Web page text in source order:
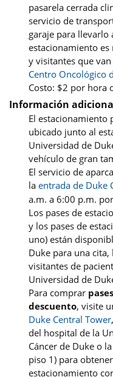
pasarela cerrada
servicio de
garaje para llevarlo
estacionamiento es
y visitantes que
Centro Oncológico
Costo: $2 por hora
Información
El estacionamiento
ubicado junto al
Universidad de
vehículo de gran
El servicio de
la entrada de Duke
a.m. a 6:00 p.m.
Los pases de
y los pases de
uno) están
Duke para una
visitantes de
Universidad de
Para comprar
descuento, visite
Duke Central Tower
del hospital de la
Cáncer de Duke o
piso 1) para
estacionamiento